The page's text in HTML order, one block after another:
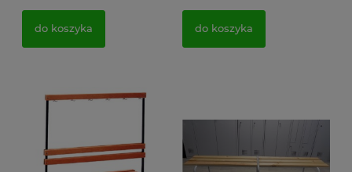
do koszyka do koszyka
3 298,00 zł